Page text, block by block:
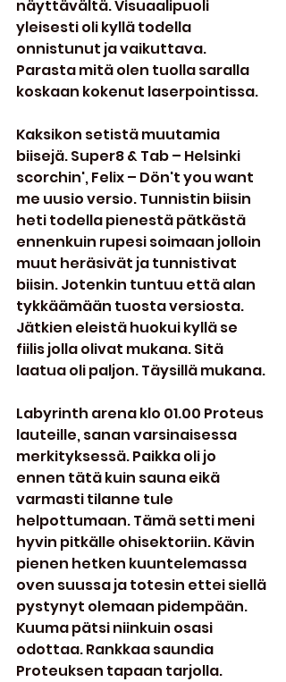
näyttävältä. Visuaalipuoli
yleisesti oli kyllä todella
onnistunut ja vaikuttava.
Parasta mitä olen tuolla saralla
koskaan kokenut laserpointissa.
Kaksikon setistä muutamia
biisejä. Super8 & Tab – Helsinki
scorchin', Felix – Dön't you want
me uusio versio. Tunnistin biisin
heti todella pienestä pätkästä
ennenkuin rupesi soimaan jolloin
muut heräsivät ja tunnistivat
biisin. Jotenkin tuntuu että alan
tykkäämään tuosta versiosta.
Jätkien eleistä huokui kyllä se
fiilis jolla olivat mukana. Sitä
laatua oli paljon. Täysillä mukana.
Labyrinth arena klo 01.00 Proteus
lauteille, sanan varsinaisessa
merkityksessä. Paikka oli jo
ennen tätä kuin sauna eikä
varmasti tilanne tule
helpottumaan. Tämä setti meni
hyvin pitkälle ohisektoriin. Kävin
pienen hetken kuuntelemassa
oven suussa ja totesin ettei siellä
pystynyt olemaan pidempään.
Kuuma pätsi niinkuin osasi
odottaa. Rankkaa saundia
Proteuksen tapaan tarjolla.